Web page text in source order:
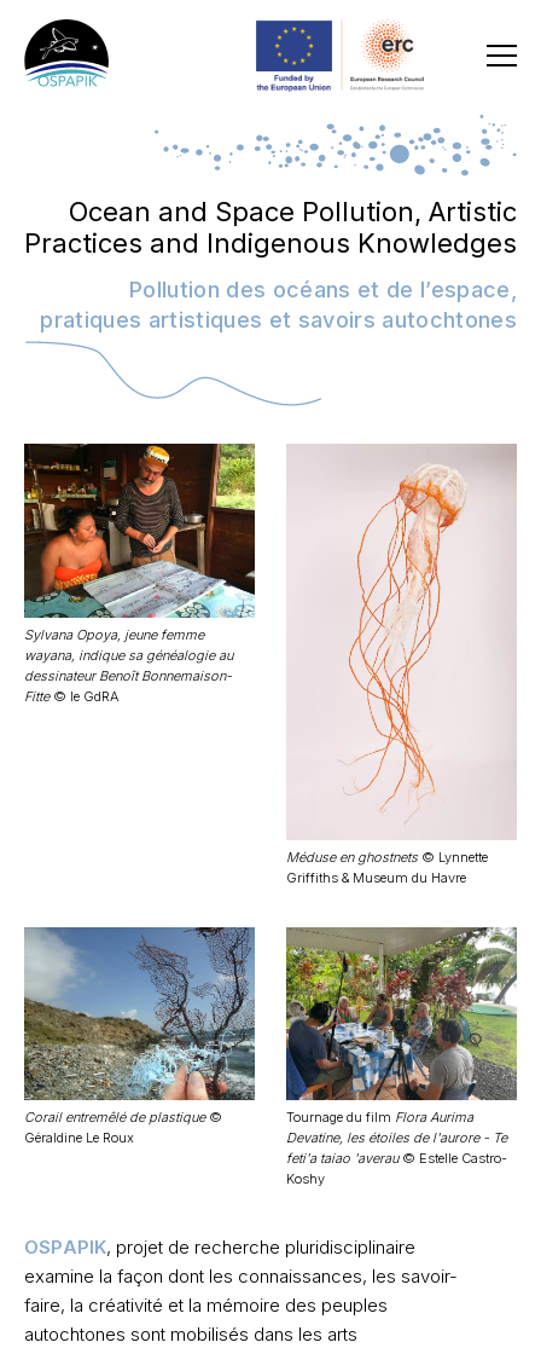
Ocean and Space Pollution, Artistic
Practices and Indigenous Knowledges
Pollution des océans et de l’espace,
pratiques artistiques et savoirs autochtones
OSPAPIK, projet de recherche pluridisciplinaire
examine la façon dont les connaissances, les savoir-
faire, la créativité et la mémoire des peuples
autochtones sont mobilisés dans les arts
Sylvana Opoya, jeune femme
wayana, indique sa généalogie au
dessinateur Benoît Bonnemaison-
Fitte© le GdRA
Méduse en ghostnets© Lynnette
Griffiths & Museum du Havre
Corail entremêlé de plastique©
Géraldine Le Roux
Tournage du film Flora Aurima
Devatine, les étoiles de l'aurore - Te
feti'a taiao 'averau© Estelle Castro-
Koshy